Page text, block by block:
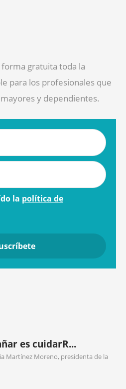
gratuita toda la
para los profesionales que
y dependientes.
la política de
es cuidarR...
Martínez Moreno, presidenta de la